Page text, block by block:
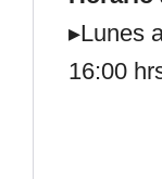
▸Lunes
16:00